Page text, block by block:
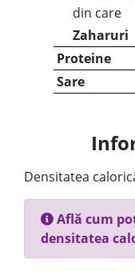
din care
Zaharuri
Proteine
Sare
Densitatea
Află cum
densitatea